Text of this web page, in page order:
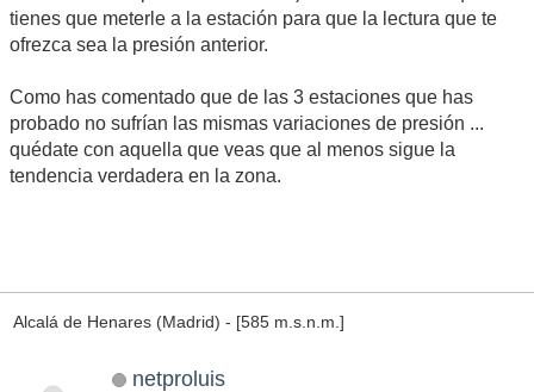
tienes que meterle a la estación para que la lectura que te
ofrezca sea la presión anterior.
Como has comentado que de las 3 estaciones que has
probado no sufrían las mismas variaciones de presión ...
quédate con aquella que veas que al menos sigue la
tendencia verdadera en la zona.
Alcalá de Henares (Madrid) - [585 m.s.n.m.]
netproluis